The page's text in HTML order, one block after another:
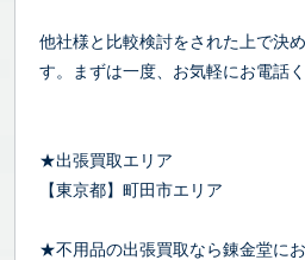
他社様と比較検討をされた上で決
す。まずは一度、お気軽にお電話く
★出張買取エリア
【東京都】町田市エリア
★不用品の出張買取なら錬金堂にお